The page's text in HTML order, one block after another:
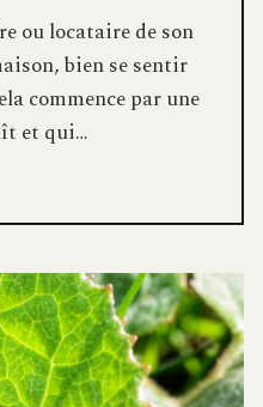
ou locataire de son
bien se sentir
commence par une
et qui…